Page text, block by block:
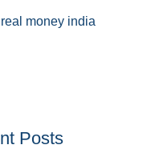
money india
Posts